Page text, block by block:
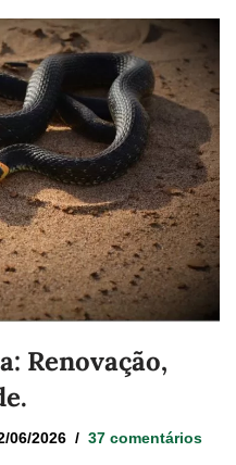
Renovação,
06/2026 37 comentários